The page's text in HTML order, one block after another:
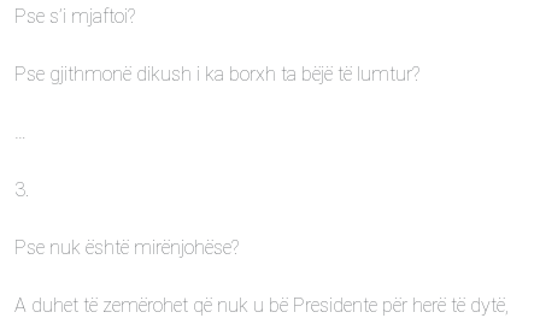
Pse s’i mjaftoi?
Pse gjithmonë dikush i ka borxh ta bëjë të lumtur?
…
3.
Pse nuk është mirënjohëse?
A duhet të zemërohet që nuk u bë Presidente për herë të dytë,